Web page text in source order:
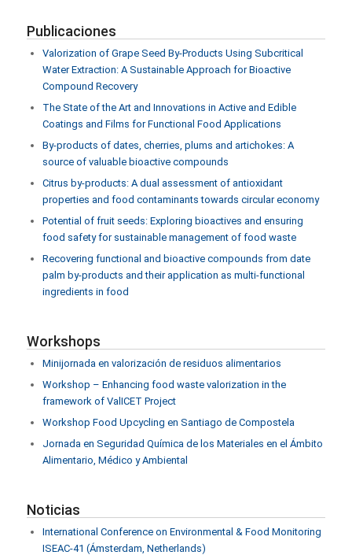
Publicaciones
Valorization of Grape Seed By-Products Using Subcritical
Water Extraction: A Sustainable Approach for Bioactive
Compound Recovery
The State of the Art and Innovations in Active and Edible
Coatings and Films for Functional Food Applications
By-products of dates, cherries, plums and artichokes: A
source of valuable bioactive compounds
Citrus by-products: A dual assessment of antioxidant
properties and food contaminants towards circular economy
Potential of fruit seeds: Exploring bioactives and ensuring
food safety for sustainable management of food waste
Recovering functional and bioactive compounds from date
palm by-products and their application as multi-functional
ingredients in food
Workshops
Minijornada en valorización de residuos alimentarios
Workshop – Enhancing food waste valorization in the
framework of ValICET Project
Workshop Food Upcycling en Santiago de Compostela
Jornada en Seguridad Química de los Materiales en el Ámbito
Alimentario, Médico y Ambiental
Noticias
International Conference on Environmental & Food Monitoring
ISEAC-41 (Ámsterdam, Netherlands)